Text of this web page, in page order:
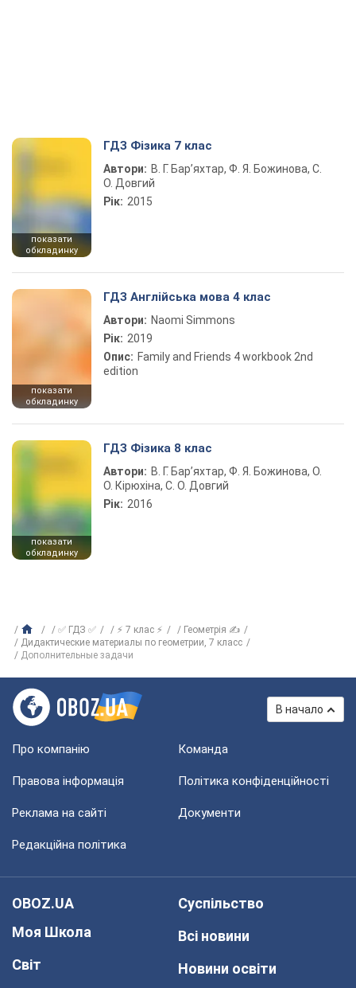
показати
обкладинку
ГДЗ Фізика 7 клас
Автори: В. Г. Бар’яхтар, Ф. Я. Божинова, С.
О. Довгий
Рік: 2015
показати
обкладинку
ГДЗ Англійська мова 4 клас
Автори: Naomi Simmons
Рік: 2019
Опис: Family and Friends 4 workbook 2nd
edition
показати
обкладинку
ГДЗ Фізика 8 клас
Автори: В. Г. Бар’яхтар, Ф. Я. Божинова, О.
О. Кірюхіна, С. О. Довгий
Рік: 2016
✅ ГДЗ ✅ ⚡ 7 клас ⚡
Геометрія ✍
Дидактические материалы по геометрии, 7 класс
Дополнительные задачи
В начало
Про компанію Команда
Правова інформація Політика конфіденційності
Реклама на сайті Документи
Редакційна політика
OBOZ.UA
Моя Школа
Світ
Суспільство
Всі новини
Новини освіти